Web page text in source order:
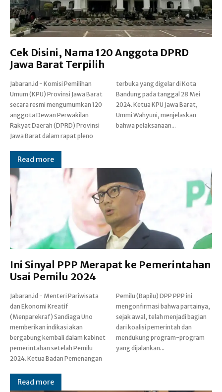
Cek Disini, Nama 120 Anggota DPRD
Jawa Barat Terpilih
Jabaran.id - Komisi Pemilihan
Umum (KPU) Provinsi Jawa Barat
secara resmi mengumumkan 120
anggota Dewan Perwakilan
Rakyat Daerah (DPRD) Provinsi
Jawa Barat dalam rapat pleno
terbuka yang digelar di Kota
Bandung pada tanggal 28 Mei
2024. Ketua KPU Jawa Barat,
Ummi Wahyuni, menjelaskan
bahwa pelaksanaan...
Read more
Ini Sinyal PPP Merapat ke Pemerintahan
Usai Pemilu 2024
Jabaran.id - Menteri Pariwisata
dan Ekonomi Kreatif
(Menparekraf) Sandiaga Uno
memberikan indikasi akan
bergabung kembali dalam kabinet
pemerintahan setelah Pemilu
2024. Ketua Badan Pemenangan
Pemilu (Bapilu) DPP PPP ini
mengonfirmasi bahwa partainya,
sejak awal, telah menjadi bagian
dari koalisi pemerintah dan
mendukung program-program
yang dijalankan...
Read more